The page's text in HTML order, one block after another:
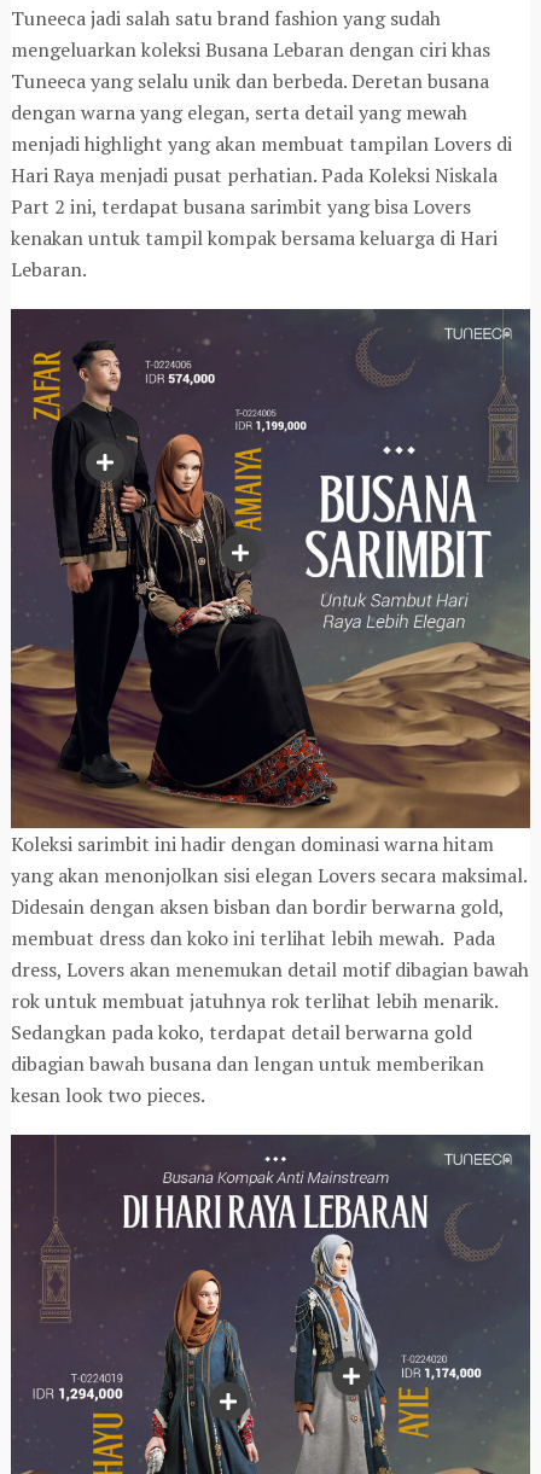
Tuneeca jadi salah satu brand fashion yang sudah
mengeluarkan koleksi Busana Lebaran dengan ciri khas
Tuneeca yang selalu unik dan berbeda. Deretan busana
dengan warna yang elegan, serta detail yang mewah
menjadi highlight yang akan membuat tampilan Lovers di
Hari Raya menjadi pusat perhatian. Pada Koleksi Niskala
Part 2 ini, terdapat busana sarimbit yang bisa Lovers
kenakan untuk tampil kompak bersama keluarga di Hari
Lebaran.
Koleksi sarimbit ini hadir dengan dominasi warna hitam
yang akan menonjolkan sisi elegan Lovers secara maksimal.
Didesain dengan aksen bisban dan bordir berwarna gold,
membuat dress dan koko ini terlihat lebih mewah. Pada
dress, Lovers akan menemukan detail motif dibagian bawah
rok untuk membuat jatuhnya rok terlihat lebih menarik.
Sedangkan pada koko, terdapat detail berwarna gold
dibagian bawah busana dan lengan untuk memberikan
kesan look two pieces.